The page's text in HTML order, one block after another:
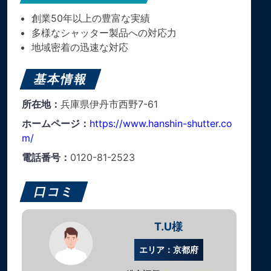
創業50年以上の豊富な実績
多様なシャッター製品への対応力
地域密着の迅速な対応
基本情報
所在地： 兵庫県伊丹市西野7-61
ホームページ： https://www.hanshin-shutter.co
m/
電話番号： 0120-81-2523
口コミ
T.U様
エリア：京都府